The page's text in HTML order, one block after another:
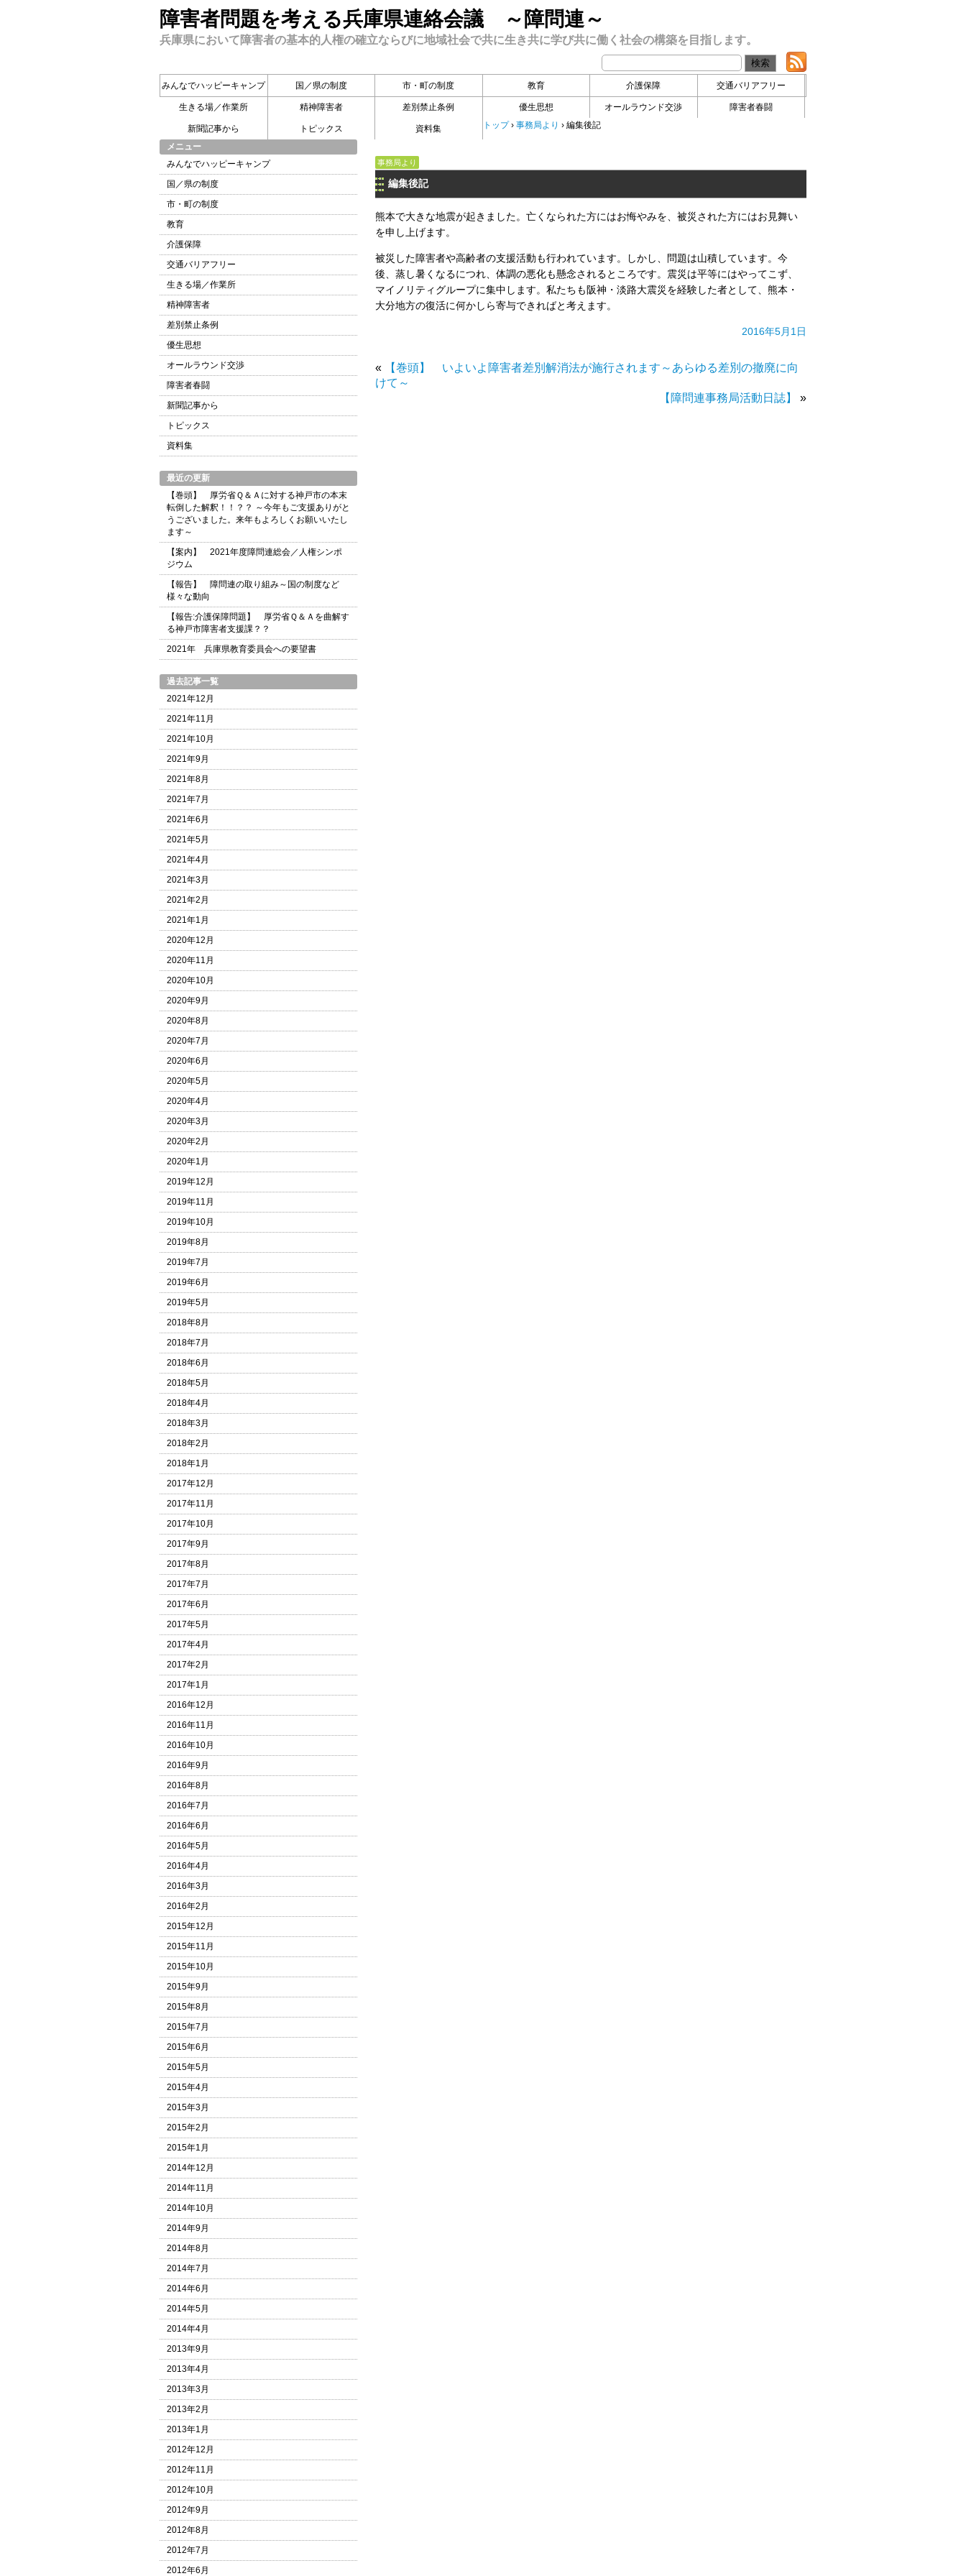
障害者問題を考える兵庫県連絡会議 ～障問連～
兵庫県において障害者の基本的人権の確立ならびに地域社会で共に生き共に学び共に働く社会の構築を目指します。
みんなでハッピーキャンプ 国／県の制度 市・町の制度 教育 介護保障 交通バリアフリー
生きる場／作業所 精神障害者 差別禁止条例 優生思想 オールラウンド交渉 障害者春闘
新聞記事から トピックス 資料集 トップ› 事務局より › 編集後記
事務局より
編集後記
熊本で大きな地震が起きました。亡くなられた方にはお悔やみを、被災された方にはお見舞い
を申し上げます。
被災した障害者や高齢者の支援活動も行われています。しかし、問題は山積しています。今
後、蒸し暑くなるにつれ、体調の悪化も懸念されるところです。震災は平等にはやってこず、
マイノリティグループに集中します。私たちも阪神・淡路大震災を経験した者として、熊本・
大分地方の復活に何かしら寄与できればと考えます。
2016年5月1日
«
【巻頭】 いよいよ障害者差別解消法が施行されます～あらゆる差別の撤廃に向
けて～
【障問連事務局活動日誌】
»
メニュー
みんなでハッピーキャンプ
国／県の制度
市・町の制度
教育
介護保障
交通バリアフリー
生きる場／作業所
精神障害者
差別禁止条例
優生思想
オールラウンド交渉
障害者春闘
新聞記事から
トピックス
資料集
最近の更新
【巻頭】 厚労省Ｑ＆Ａに対する神戸市の本末
転倒した解釈！！？？ ～今年もご支援ありがと
うございました。来年もよろしくお願いいたし
ます～
【案内】 2021年度障問連総会／人権シンポ
ジウム
【報告】 障問連の取り組み～国の制度など
様々な動向
【報告:介護保障問題】 厚労省Ｑ＆Ａを曲解す
る神戸市障害者支援課？？
2021年 兵庫県教育委員会への要望書
過去記事一覧
2021年12月
2021年11月
2021年10月
2021年9月
2021年8月
2021年7月
2021年6月
2021年5月
2021年4月
2021年3月
2021年2月
2021年1月
2020年12月
2020年11月
2020年10月
2020年9月
2020年8月
2020年7月
2020年6月
2020年5月
2020年4月
2020年3月
2020年2月
2020年1月
2019年12月
2019年11月
2019年10月
2019年8月
2019年7月
2019年6月
2019年5月
2018年8月
2018年7月
2018年6月
2018年5月
2018年4月
2018年3月
2018年2月
2018年1月
2017年12月
2017年11月
2017年10月
2017年9月
2017年8月
2017年7月
2017年6月
2017年5月
2017年4月
2017年2月
2017年1月
2016年12月
2016年11月
2016年10月
2016年9月
2016年8月
2016年7月
2016年6月
2016年5月
2016年4月
2016年3月
2016年2月
2015年12月
2015年11月
2015年10月
2015年9月
2015年8月
2015年7月
2015年6月
2015年5月
2015年4月
2015年3月
2015年2月
2015年1月
2014年12月
2014年11月
2014年10月
2014年9月
2014年8月
2014年7月
2014年6月
2014年5月
2014年4月
2013年9月
2013年4月
2013年3月
2013年2月
2013年1月
2012年12月
2012年11月
2012年10月
2012年9月
2012年8月
2012年7月
2012年6月